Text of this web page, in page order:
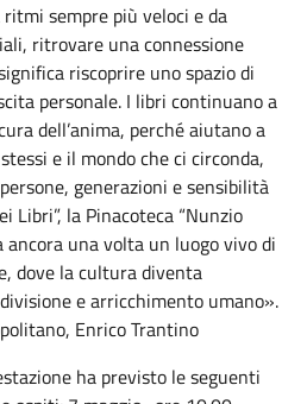
sempre più veloci e da
ritrovare una connessione
riscoprire uno spazio di
personale. I libri continuano a
dell’anima, perché aiutano a
e il mondo che ci circonda,
generazioni e sensibilità
Libri”, la Pinacoteca “Nunzio
ancora una volta un luogo vivo di
dove la cultura diventa
e arricchimento umano».
Enrico Trantino
ha previsto le seguenti